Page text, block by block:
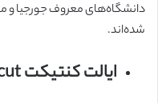
دانشگاه‌های معروف جورجیا و
شده‌اند.
ایالت کنتیکت Connecticut